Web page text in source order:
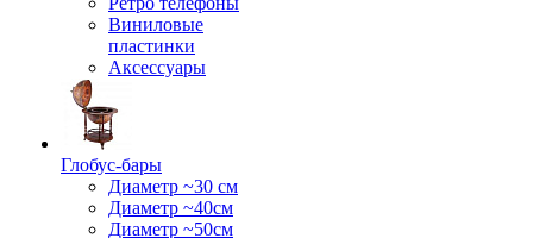
Виниловые
пластинки
Аксессуары
Глобус-бары
Диаметр ~30 см
Диаметр ~40см
Диаметр ~50см